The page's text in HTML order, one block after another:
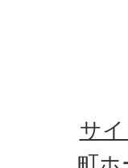
サ